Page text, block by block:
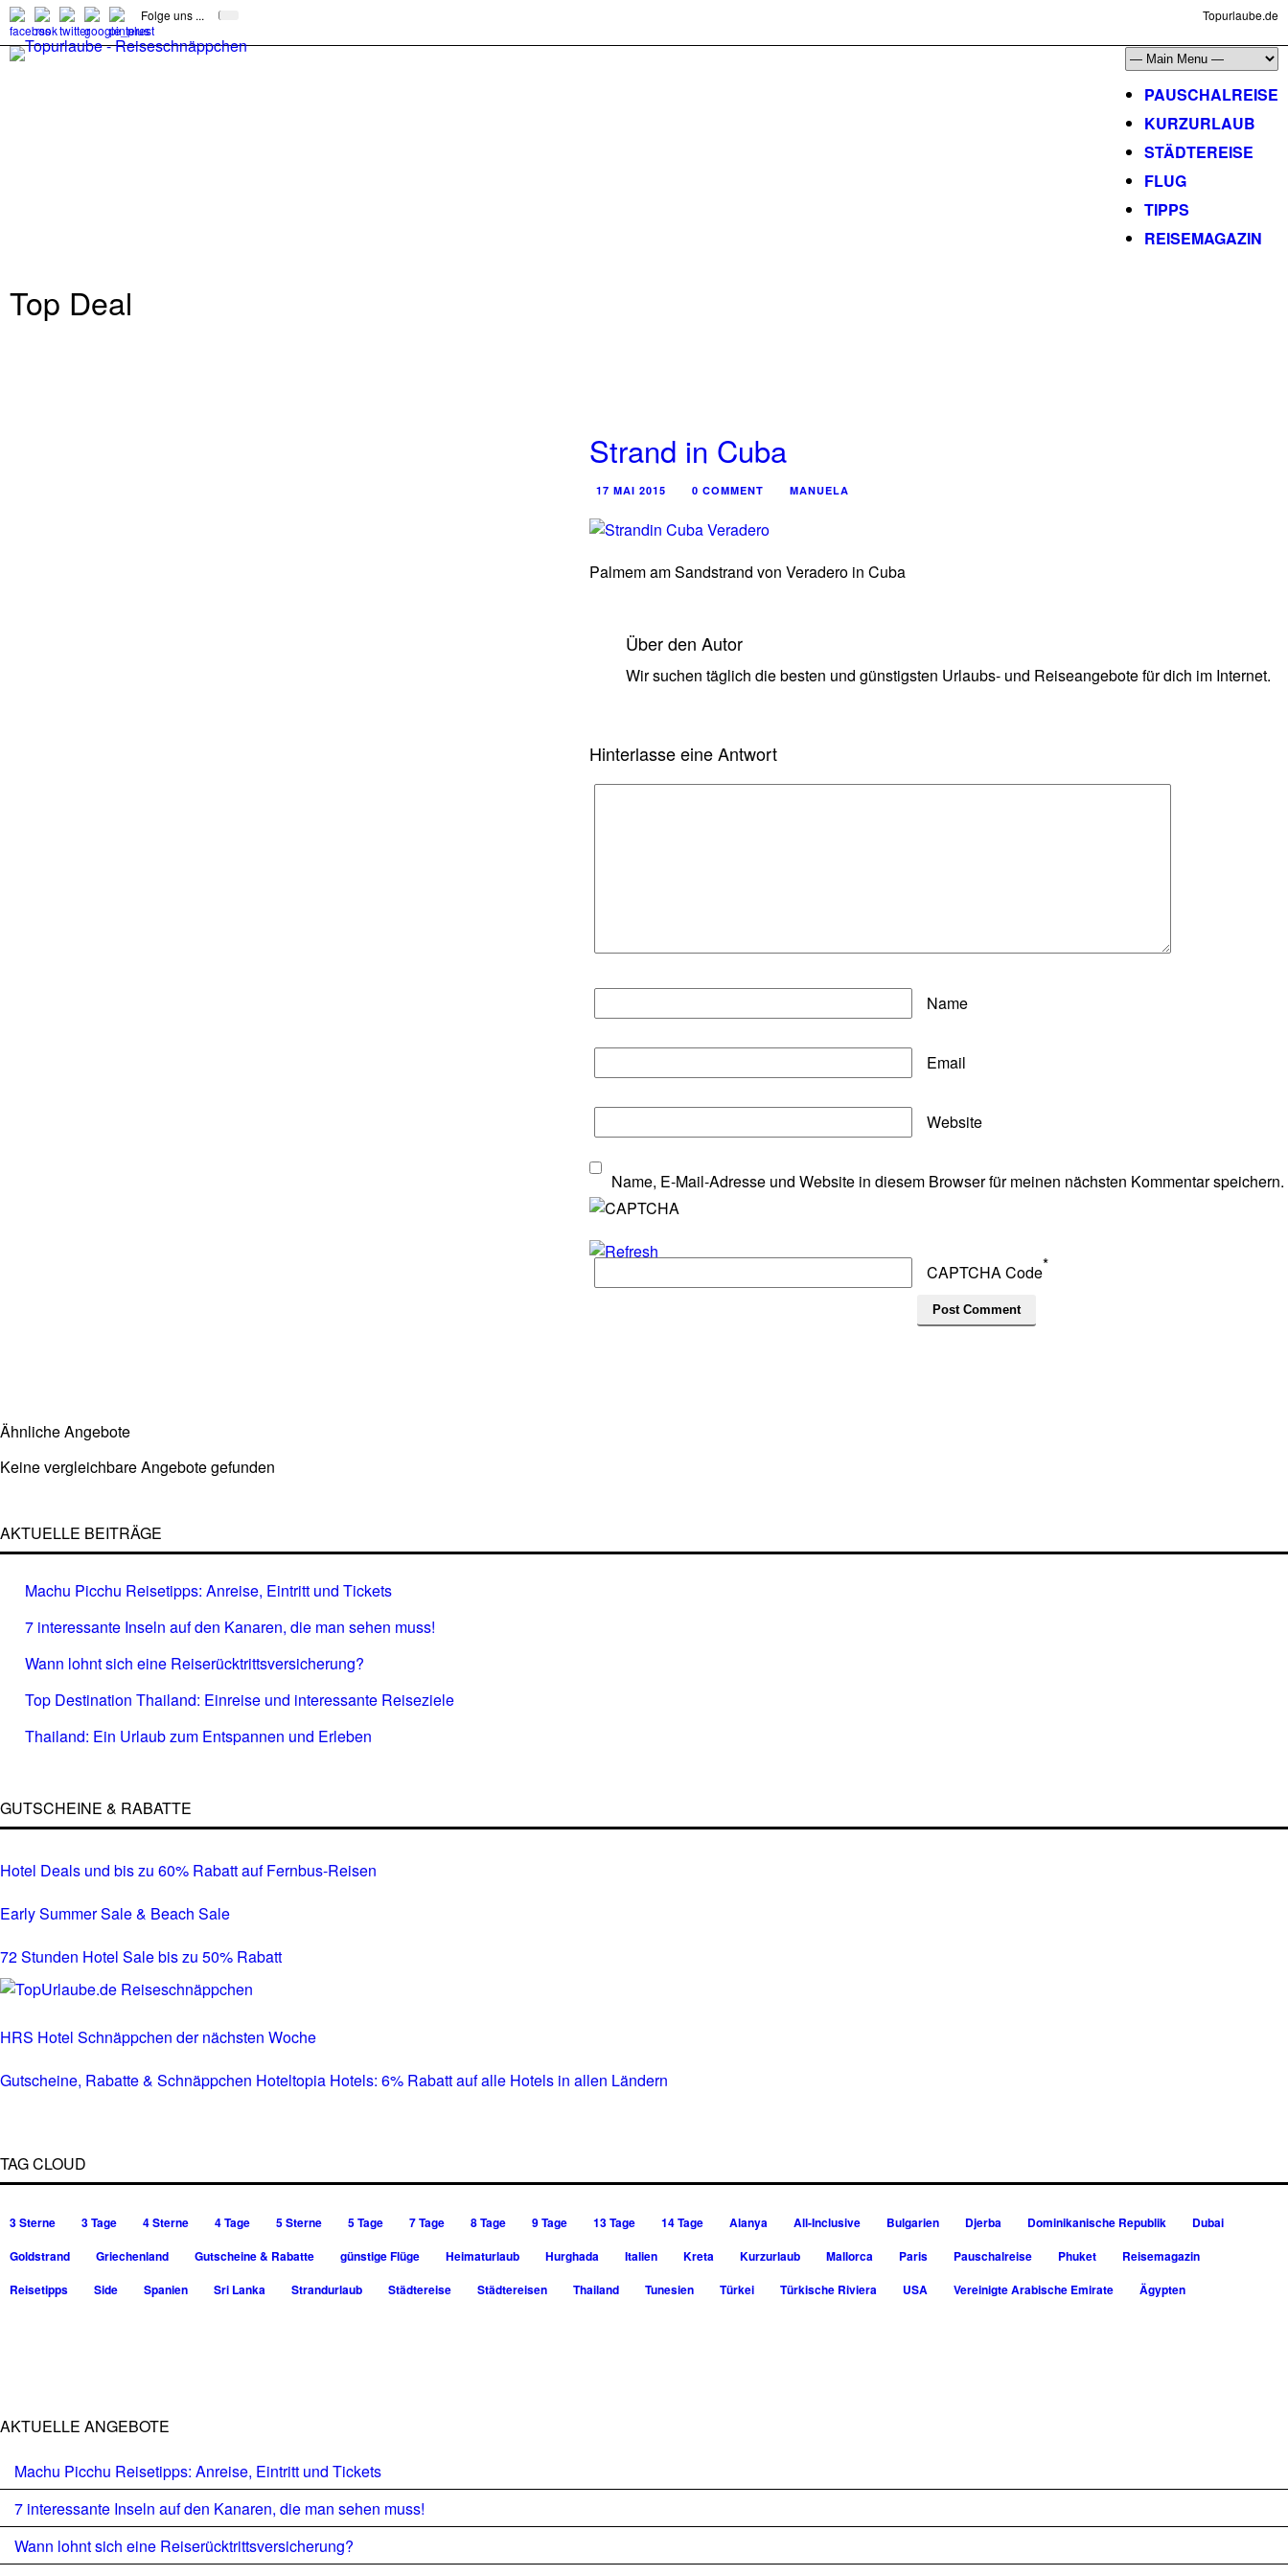
Folge uns ... Topurlaube.de
PAUSCHALREISE
KURZURLAUB
STÄDTEREISE
FLUG
TIPPS
REISEMAGAZIN
Top Deal
Strand in Cuba
17 MAI 2015 0 COMMENT MANUELA
Palmem am Sandstrand von Veradero in Cuba
Über den Autor
Wir suchen täglich die besten und günstigsten Urlaubs- und Reiseangebote für dich im Internet.
Hinterlasse eine Antwort
Name
Email
Website
Name, E-Mail-Adresse und Website in diesem Browser für meinen nächsten Kommentar speichern.
CAPTCHA Code*
Ähnliche Angebote
Keine vergleichbare Angebote gefunden
AKTUELLE BEITRÄGE
Machu Picchu Reisetipps: Anreise, Eintritt und Tickets
7 interessante Inseln auf den Kanaren, die man sehen muss!
Wann lohnt sich eine Reiserücktrittsversicherung?
Top Destination Thailand: Einreise und interessante Reiseziele
Thailand: Ein Urlaub zum Entspannen und Erleben
GUTSCHEINE & RABATTE
Hotel Deals und bis zu 60% Rabatt auf Fernbus-Reisen
Early Summer Sale & Beach Sale
72 Stunden Hotel Sale bis zu 50% Rabatt
HRS Hotel Schnäppchen der nächsten Woche
Gutscheine, Rabatte & Schnäppchen Hoteltopia Hotels: 6% Rabatt auf alle Hotels in allen Ländern
TAG CLOUD
3 Sterne 3 Tage 4 Sterne 4 Tage 5 Sterne 5 Tage 7 Tage 8 Tage 9 Tage 13 Tage 14 Tage Alanya All-Inclusive Bulgarien Djerba Dominikanische Republik
Dubai
Goldstrand
Griechenland Gutscheine & Rabatte günstige Flüge Heimaturlaub Hurghada Italien Kreta Kurzurlaub Mallorca Paris Pauschalreise Phuket
Reisemagazin
Reisetipps
Side Spanien Sri Lanka Strandurlaub Städtereise Städtereisen Thailand Tunesien Türkei Türkische Riviera USA Vereinigte Arabische Emirate Ägypten
AKTUELLE ANGEBOTE
Machu Picchu Reisetipps: Anreise, Eintritt und Tickets
7 interessante Inseln auf den Kanaren, die man sehen muss!
Wann lohnt sich eine Reiserücktrittsversicherung?